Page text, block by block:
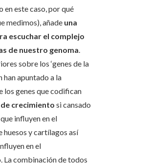
en este caso, por qué
medimos), añade una
escuchar el complejo
de nuestro genoma.
sobre los ‘genes de la
han apuntado a la
los genes que codifican
crecimiento si cansado
influyen en el
huesos y cartílagos así
en el
. La combinación de todos